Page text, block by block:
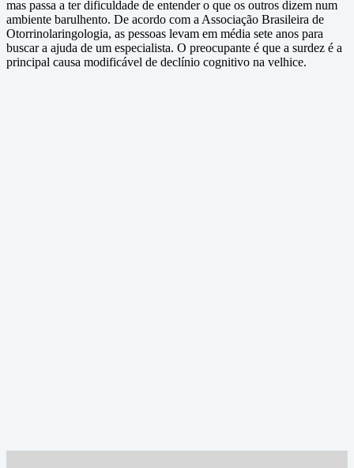
mas passa a ter dificuldade de entender o que os outros dizem num
ambiente barulhento. De acordo com a Associação Brasileira de
Otorrinolaringologia, as pessoas levam em média sete anos para
buscar a ajuda de um especialista. O preocupante é que a surdez é a
principal causa modificável de declínio cognitivo na velhice.